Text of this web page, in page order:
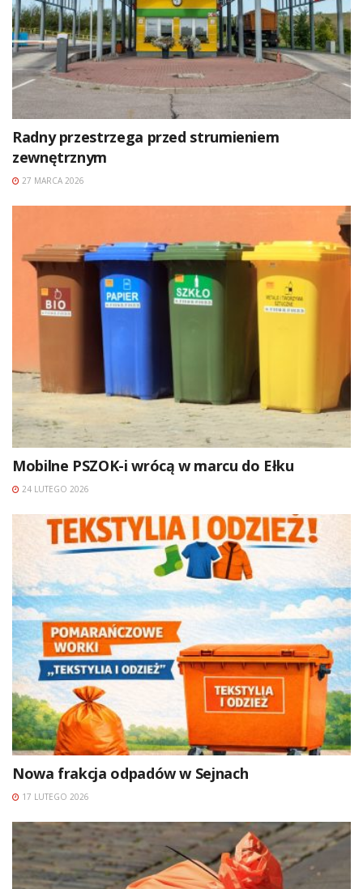
Radny przestrzega przed strumieniem
zewnętrznym
27 MARCA 2026
Mobilne PSZOK-i wrócą w marcu do Ełku
24 LUTEGO 2026
Nowa frakcja odpadów w Sejnach
17 LUTEGO 2026